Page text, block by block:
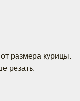
размера курицы.
резать.